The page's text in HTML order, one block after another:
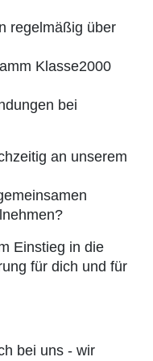
regelmäßig über
Klasse2000
bei
an unserem
Einstieg in die
für dich und für
bei uns - wir